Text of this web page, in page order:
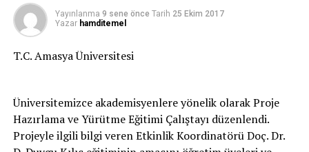
Yayınlanma 9 sene önce Tarih 25 Ekim 2017
Yazar hamditemel
T.C. Amasya Üniversitesi
Üniversitemizce akademisyenlere yönelik olarak Proje
Hazırlama ve Yürütme Eğitimi Çalıştayı düzenlendi.
Projeyle ilgili bilgi veren Etkinlik Koordinatörü Doç. Dr.